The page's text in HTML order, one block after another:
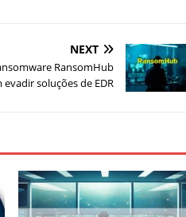
NEXT
RansomHub
evadir soluções de EDR